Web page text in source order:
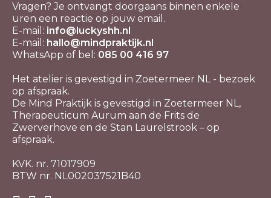
Vragen? Je ontvangt doorgaans binnen enkele
uren een reactie op jouw email.
E-mail: info@luckyshh.nl
E-mail: hallo@mindpraktijk.nl
WhatsApp of bel: 085 00 416 97
Het atelier is gevestigd in Zoetermeer NL - bezoek
op afspraak.
De Mind Praktijk is gevestigd in Zoetermeer NL,
Therapeuticum Aurum aan de Frits de
Zwerverhove en de Stan Laurelstrook – op
afspraak.
KVK. nr. 71017909
BTW nr. NL002037521B40